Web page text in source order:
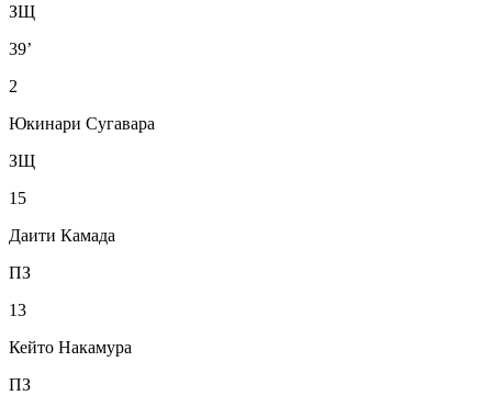
ЗЩ
39’
2
Юкинари Сугавара
ЗЩ
15
Даити Камада
ПЗ
13
Кейто Накамура
ПЗ